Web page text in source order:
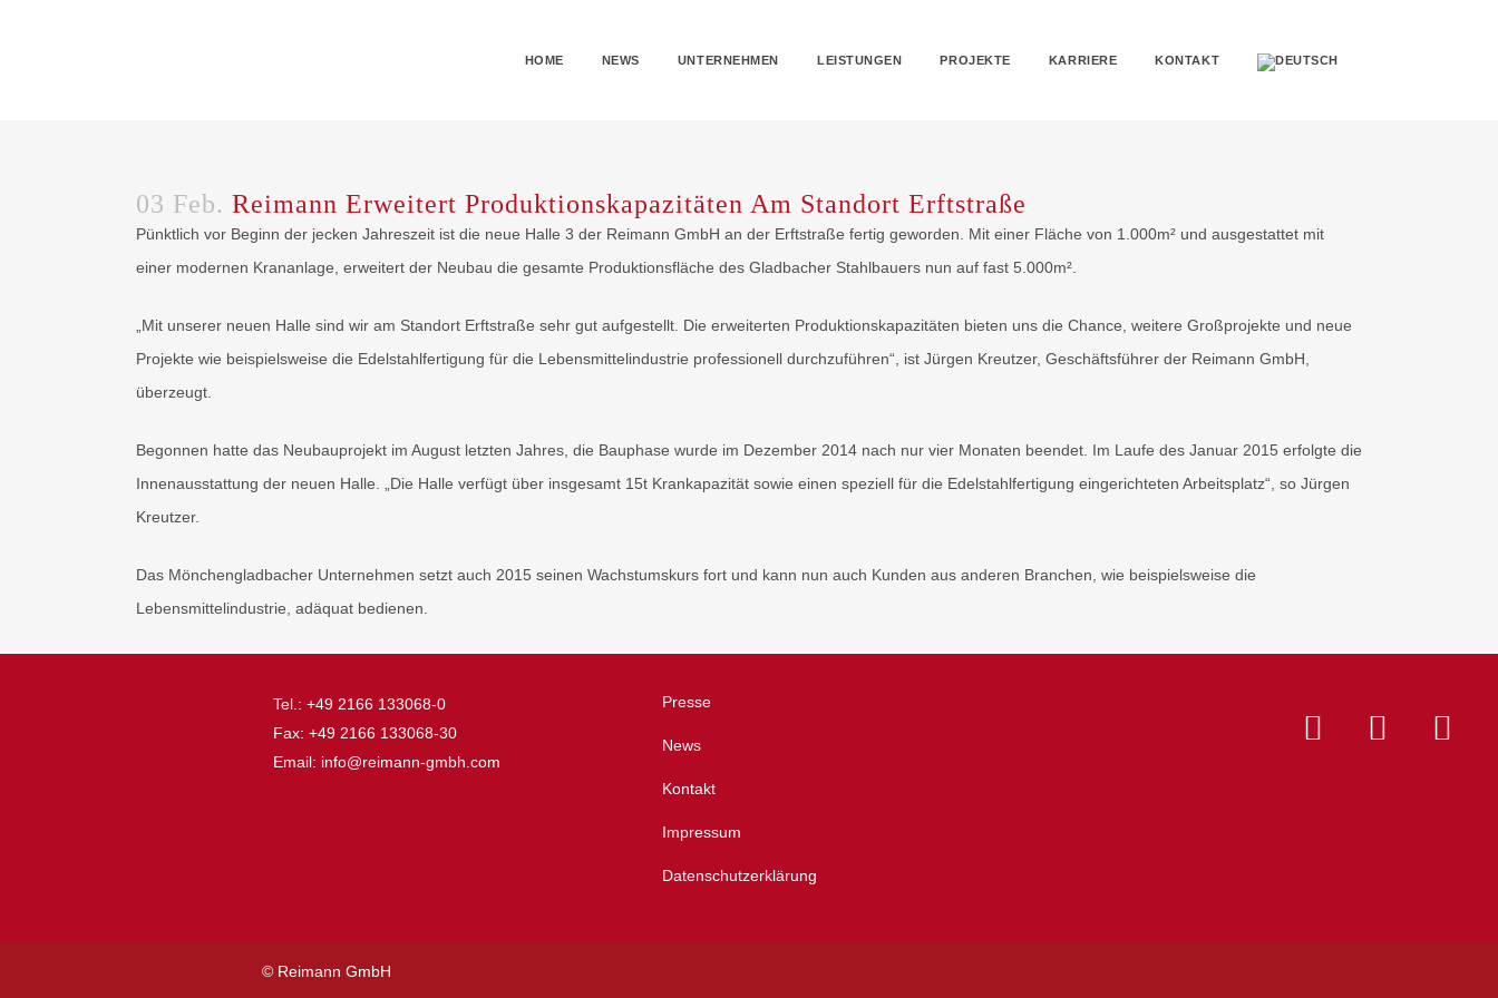
HOME NEWS UNTERNEHMEN LEISTUNGEN PROJEKTE KARRIERE KONTAKT
03 Feb. Reimann Erweitert Produktionskapazitäten Am Standort Erftstraße
Pünktlich vor Beginn der jecken Jahreszeit ist die neue Halle 3 der Reimann GmbH an der Erftstraße fertig geworden. Mit einer Fläche von 1.000m² und ausgestattet mit
einer modernen Krananlage, erweitert der Neubau die gesamte Produktionsfläche des Gladbacher Stahlbauers nun auf fast 5.000m².
„Mit unserer neuen Halle sind wir am Standort Erftstraße sehr gut aufgestellt. Die erweiterten Produktionskapazitäten bieten uns die Chance, weitere Großprojekte und neue
Projekte wie beispielsweise die Edelstahlfertigung für die Lebensmittelindustrie professionell durchzuführen“, ist Jürgen Kreutzer, Geschäftsführer der Reimann GmbH,
überzeugt.
Begonnen hatte das Neubauprojekt im August letzten Jahres, die Bauphase wurde im Dezember 2014 nach nur vier Monaten beendet. Im Laufe des Januar 2015 erfolgte die
Innenausstattung der neuen Halle. „Die Halle verfügt über insgesamt 15t Krankapazität sowie einen speziell für die Edelstahlfertigung eingerichteten Arbeitsplatz“, so Jürgen
Kreutzer.
Das Mönchengladbacher Unternehmen setzt auch 2015 seinen Wachstumskurs fort und kann nun auch Kunden aus anderen Branchen, wie beispielsweise die
Lebensmittelindustrie, adäquat bedienen.
Tel.: +49 2166 133068-0
Fax: +49 2166 133068-30
Email: info@reimann-gmbh.com
Presse
News
Kontakt
Impressum
Datenschutzerklärung
© Reimann GmbH